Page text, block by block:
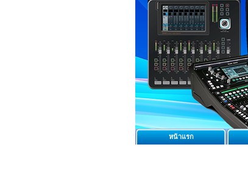
หน้าแรก